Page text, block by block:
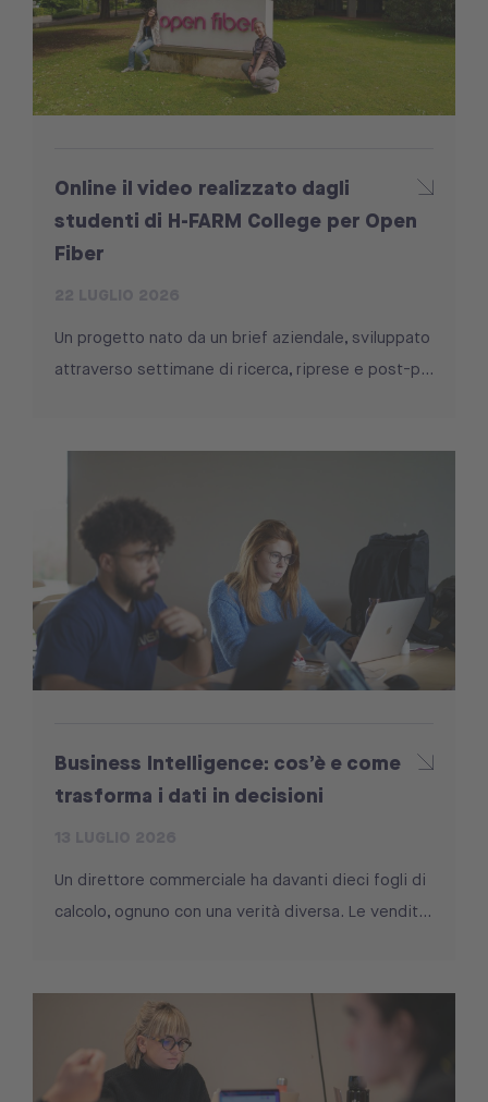
Online il video realizzato dagli
studenti di H-FARM College per Open
Fiber
Un progetto nato da un brief aziendale, sviluppato
attraverso settimane di ricerca, riprese e post-p...
Business Intelligence: cos’è e come
trasforma i dati in decisioni
Un direttore commerciale ha davanti dieci fogli di
calcolo, ognuno con una verità diversa. Le vendit...